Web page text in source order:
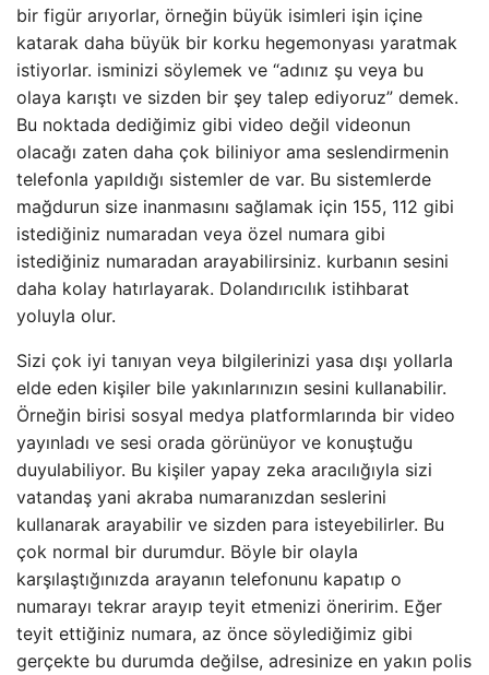
bir figür arıyorlar, örneğin büyük isimleri işin içine
katarak daha büyük bir korku hegemonyası yaratmak
istiyorlar. isminizi söylemek ve “adınız şu veya bu
olaya karıştı ve sizden bir şey talep ediyoruz” demek.
Bu noktada dediğimiz gibi video değil videonun
olacağı zaten daha çok biliniyor ama seslendirmenin
telefonla yapıldığı sistemler de var. Bu sistemlerde
mağdurun size inanmasını sağlamak için 155, 112 gibi
istediğiniz numaradan veya özel numara gibi
istediğiniz numaradan arayabilirsiniz. kurbanın sesini
daha kolay hatırlayarak. Dolandırıcılık istihbarat
yoluyla olur.
Sizi çok iyi tanıyan veya bilgilerinizi yasa dışı yollarla
elde eden kişiler bile yakınlarınızın sesini kullanabilir.
Örneğin birisi sosyal medya platformlarında bir video
yayınladı ve sesi orada görünüyor ve konuştuğu
duyulabiliyor. Bu kişiler yapay zeka aracılığıyla sizi
vatandaş yani akraba numaranızdan seslerini
kullanarak arayabilir ve sizden para isteyebilirler. Bu
çok normal bir durumdur. Böyle bir olayla
karşılaştığınızda arayanın telefonunu kapatıp o
numarayı tekrar arayıp teyit etmenizi öneririm. Eğer
teyit ettiğiniz numara, az önce söylediğimiz gibi
gerçekte bu durumda değilse, adresinize en yakın polis